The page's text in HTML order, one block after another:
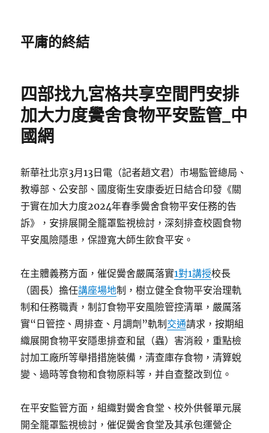
平庸的終結
四部找九宮格共享空間門安排
加大力度黌舍食物平安監管_中
國網
新華社北京3月13日電（記者趙文君）市場監管總局、
教導部、公安部、國度衛生安康委近日結合印發《關
于實在加大力度2024年春季黌舍食物平安任務的告
訴》，安排展開全籠罩監視檢討，深刻排查校園食物
平安風險隱患，保證寬大師生飲食平安。
在主體義務方面，催促黌舍嚴厲落實1對1講授校長
（園長）擔任講座場地制，樹立健全食物平安治理軌
制和任務職責，制訂食物平安風險管控清單，嚴厲落
實“日管控、周排查、月調劑”軌制 交通請求，按期組
織展開食物平安隱患排查和鼠（蟲）害消殺，重點檢
討加工廠所等舉措措施裝備，清查庫存食物，清算蛻
變、過時等食物和食物原料等，并自查整改到位。
在平安監管方面，組織對黌舍食堂、校外供餐單元展
開全籠罩監視檢討，催促黌舍食堂及其承包運營企